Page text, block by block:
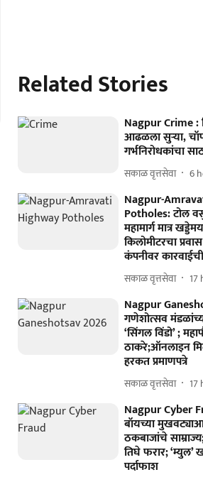
Related Stories
Nagpur Crime :
आढळला सुऱ्या,
गर्भनिरोधकांचा
सकाळ वृत्तसेवा 6
Nagpur-
Potholes: टोल
महामार्ग मात्र
किलोमीटरचा
कंपनीवर
सकाळ वृत्तसेवा
Nagpur
गणेशोत्सव
‘सिंगल विंडो’ ;
ठाकरे;ऑनलाइन
हरकत प्रमाणपत्रे
सकाळ वृत्तसेवा
Nagpur Cyber
बॉयच्या
ठकबाजांचे
तिघे फरार; ‘म्युल’
पर्दाफाश